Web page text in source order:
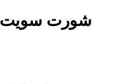
شورت سويت